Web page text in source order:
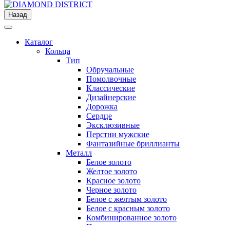
Назад
Каталог
Кольца
Тип
Обручальные
Помолвочные
Классические
Дизайнерские
Дорожка
Сердце
Эксклюзивные
Перстни мужские
Фантазийные бриллианты
Металл
Белое золото
Желтое золото
Красное золото
Черное золото
Белое с желтым золото
Белое с красным золото
Комбинированное золото